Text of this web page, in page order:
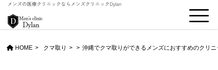
HOME クマ取り > 沖縄でクマ取りができるメンズにおすすめのクリ